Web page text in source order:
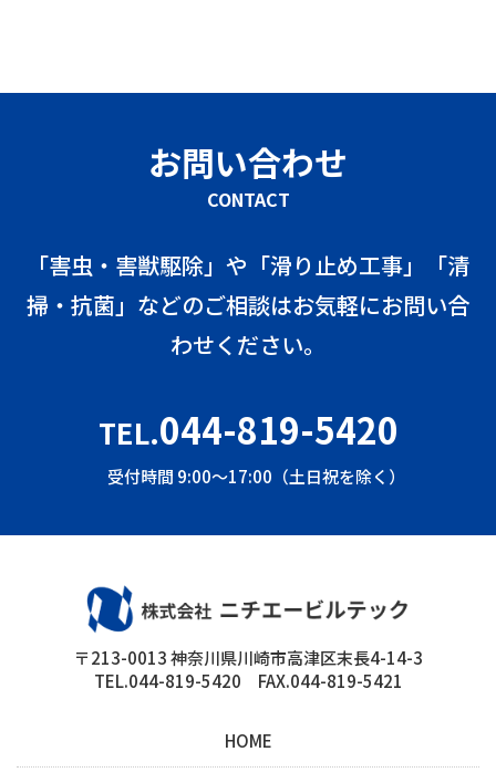
お問い合わせ
CONTACT
「害虫・害獣駆除」や「滑り止め工事」「清
掃・抗菌」などのご相談はお気軽にお問い合
わせください。
TEL.044-819-5420
受付時間 9:00～17:00（土日祝を除く）
〒213-0013 神奈川県川崎市高津区末長4-14-3
TEL.044-819-5420 FAX.044-819-5421
HOME